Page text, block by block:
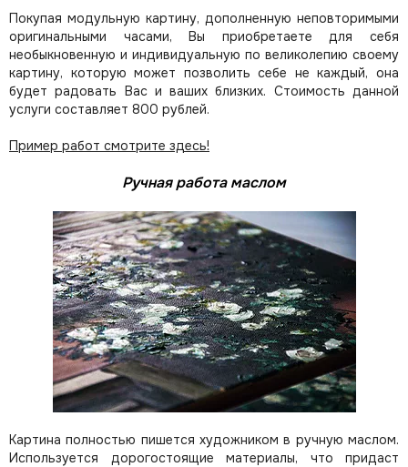
Покупая модульную картину, дополненную неповторимыми
оригинальными часами, Вы приобретаете для себя
необыкновенную и индивидуальную по великолепию своему
картину, которую может позволить себе не каждый, она
будет радовать Вас и ваших близких. Стоимость данной
услуги составляет 800 рублей.
Пример работ смотрите здесь!
Ручная работа маслом
Картина полностью пишется художником в ручную маслом.
Используется дорогостоящие материалы, что придаст